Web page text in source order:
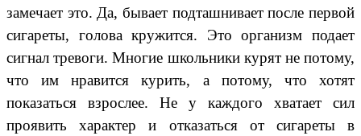
замечает это. Да, бывает подташнивает после первой
сигареты, голова кружится. Это организм подает
сигнал тревоги. Многие школьники курят не потому,
что им нравится курить, а потому, что хотят
показаться взрослее. Не у каждого хватает сил
проявить характер и отказаться от сигареты в